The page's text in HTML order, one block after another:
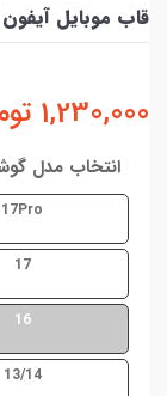
قاب موبایل
1,230,000
انتخاب مدل
17Pro
17
16
13/14